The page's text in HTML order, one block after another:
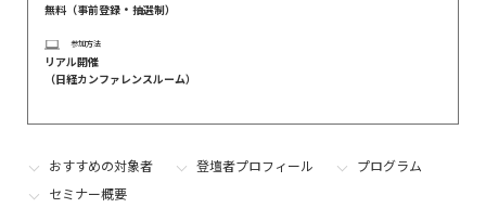
無料（事前登録・抽選制）
参加方法
リアル開催
（日経カンファレンスルーム）
おすすめの対象者 登壇者プロフィール
プログラム
セミナー概要